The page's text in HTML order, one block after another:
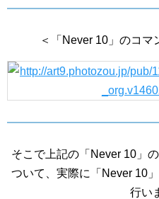
＜「Never 10」のコマ
そこで上記の「Never 10」
ついて、実際に「Never 10
行い